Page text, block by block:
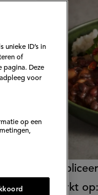
Bewerkt op:
ID’s in
of
pagina. Deze
voor
op een